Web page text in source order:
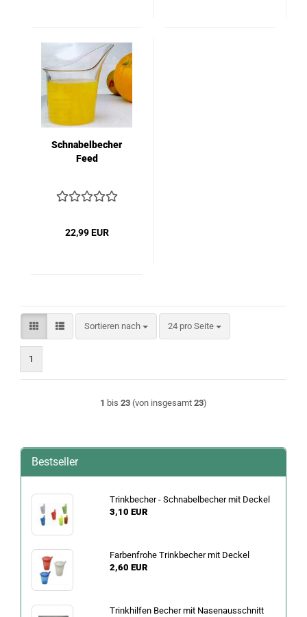
Schnabelbecher
Feed
22,99 EUR
Sortieren nach
Sortieren nach 24 pro Seite
pro Seite
1
1 bis 23 (von insgesamt 23)
Bestseller
Trinkbecher - Schnabelbecher mit Deckel
3,10 EUR
Farbenfrohe Trinkbecher mit Deckel
2,60 EUR
Trinkhilfen Becher mit Nasenausschnitt